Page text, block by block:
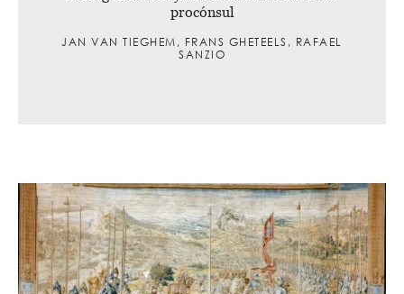
procónsul
JAN VAN TIEGHEM, FRANS GHETEELS, RAFAEL
SANZIO